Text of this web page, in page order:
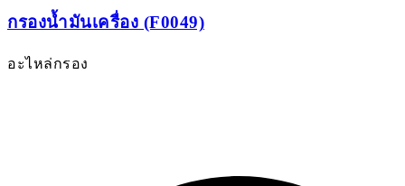
กรองน้ำมันเครื่อง (F0049)
อะไหล่กรอง